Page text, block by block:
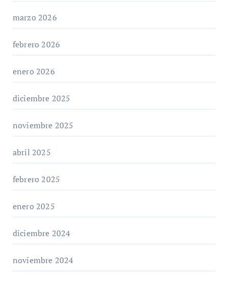
marzo 2026
febrero 2026
enero 2026
diciembre 2025
noviembre 2025
abril 2025
febrero 2025
enero 2025
diciembre 2024
noviembre 2024